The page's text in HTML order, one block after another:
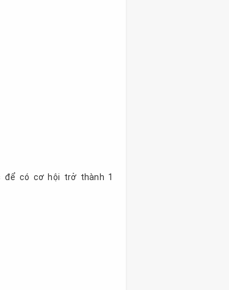
để có cơ hội trở thành 1